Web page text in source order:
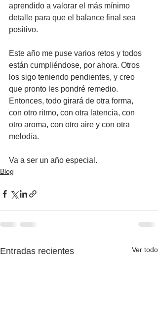
aprendido a valorar el más mínimo
detalle para que el balance final sea
positivo.
Este año me puse varios retos y todos
están cumpliéndose, por ahora. Otros
los sigo teniendo pendientes, y creo
que pronto les pondré remedio.
Entonces, todo girará de otra forma,
con otro ritmo, con otra latencia, con
otro aroma, con otro aire y con otra
melodía.
Va a ser un año especial.
Blog
Entradas recientes Ver todo